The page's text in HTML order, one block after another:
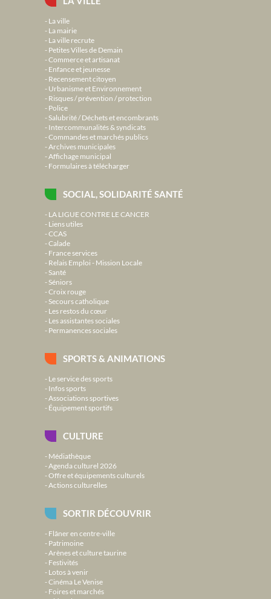
La ville
La mairie
La ville recrute
Petites Villes de Demain
Commerce et artisanat
Enfance et jeunesse
Recensement citoyen
Urbanisme et Environnement
Risques / prévention / protection
Police
Salubrité / Déchets et encombrants
Intercommunalités & syndicats
Commandes et marchés publics
Archives municipales
Affichage municipal
Formulaires à télécharger
SOCIAL, SOLIDARITÉ SANTÉ
LA LIGUE CONTRE LE CANCER
Liens utiles
CCAS
Calade
France services
Relais Emploi - Mission Locale
Santé
Séniors
Croix rouge
Secours catholique
Les restos du cœur
Les assistantes sociales
Permanences sociales
SPORTS & ANIMATIONS
Le service des sports
Infos sports
Associations sportives
Équipement sportifs
CULTURE
Médiathèque
Agenda culturel 2026
Offre et équipements culturels
Actions culturelles
SORTIR DÉCOUVRIR
Flâner en centre-ville
Patrimoine
Arènes et culture taurine
Festivités
Lotos à venir
Cinéma Le Venise
Foires et marchés